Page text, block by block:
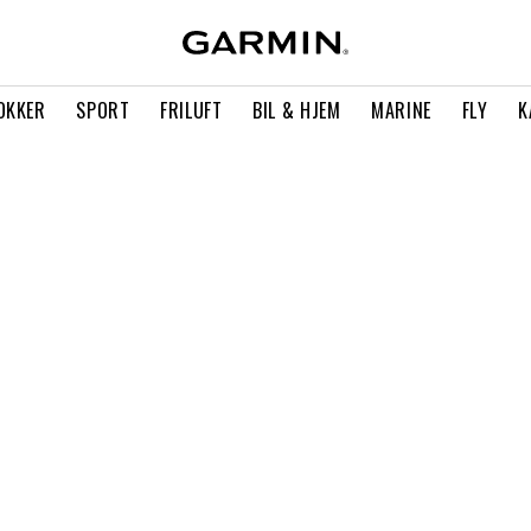
SPORT FRILUFT BIL & HJEM MARINE FLY